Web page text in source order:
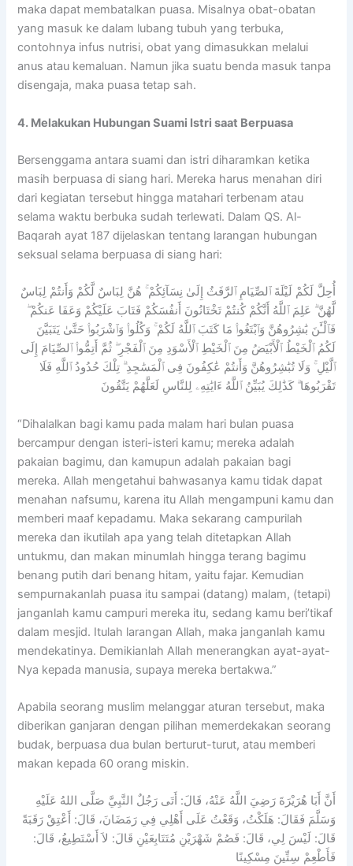
maka dapat membatalkan puasa. Misalnya obat-obatan
yang masuk ke dalam lubang tubuh yang terbuka,
contohnya infus nutrisi, obat yang dimasukkan melalui
anus atau kemaluan. Namun jika suatu benda masuk tanpa
disengaja, maka puasa tetap sah.
4. Melakukan Hubungan Suami Istri saat Berpuasa
Bersenggama antara suami dan istri diharamkan ketika
masih berpuasa di siang hari. Mereka harus menahan diri
dari kegiatan tersebut hingga matahari terbenam atau
selama waktu berbuka sudah terlewati. Dalam QS. Al-
Baqarah ayat 187 dijelaskan tentang larangan hubungan
seksual selama berpuasa di siang hari:
أُحِلَّ لَكُمْ لَيْلَةَ ٱلصِّيَامِ ٱلرَّفَثُ إِلَىٰ نِسَآئِكُمْ ۚ هُنَّ لِبَاسٌ لَّكُمْ وَأَنتُمْ لِبَاسٌ
لَّهُنَّ ۗ عَلِمَ ٱللَّهُ أَنَّكُمْ كُنتُمْ تَخْتَانُونَ أَنفُسَكُمْ فَتَابَ عَلَيْكُمْ وَعَفَا عَنكُمْ ۖ
فَٱلْـَٰٔنَ بَٰشِرُوهُنَّ وَٱبْتَغُوا۟ مَا كَتَبَ ٱللَّهُ لَكُمْ ۚ وَكُلُوا۟ وَٱشْرَبُوا۟ حَتَّىٰ يَتَبَيَّنَ
لَكُمُ ٱلْخَيْطُ ٱلْأَبْيَضُ مِنَ ٱلْخَيْطِ ٱلْأَسْوَدِ مِنَ ٱلْفَجْرِ ۖ ثُمَّ أَتِمُّوا۟ ٱلصِّيَامَ إِلَى
ٱلَّيْلِ ۚ وَلَا تُبَٰشِرُوهُنَّ وَأَنتُمْ عَٰكِفُونَ فِى ٱلْمَسَٰجِدِ ۗ تِلْكَ حُدُودُ ٱللَّهِ فَلَا
تَقْرَبُوهَا ۗ كَذَٰلِكَ يُبَيِّنُ ٱللَّهُ ءَايَٰتِهِۦ لِلنَّاسِ لَعَلَّهُمْ يَتَّقُونَ
“Dihalalkan bagi kamu pada malam hari bulan puasa
bercampur dengan isteri-isteri kamu; mereka adalah
pakaian bagimu, dan kamupun adalah pakaian bagi
mereka. Allah mengetahui bahwasanya kamu tidak dapat
menahan nafsumu, karena itu Allah mengampuni kamu dan
memberi maaf kepadamu. Maka sekarang campurilah
mereka dan ikutilah apa yang telah ditetapkan Allah
untukmu, dan makan minumlah hingga terang bagimu
benang putih dari benang hitam, yaitu fajar. Kemudian
sempurnakanlah puasa itu sampai (datang) malam, (tetapi)
janganlah kamu campuri mereka itu, sedang kamu beri’tikaf
dalam mesjid. Itulah larangan Allah, maka janganlah kamu
mendekatinya. Demikianlah Allah menerangkan ayat-ayat-
Nya kepada manusia, supaya mereka bertakwa.”
Apabila seorang muslim melanggar aturan tersebut, maka
diberikan ganjaran dengan pilihan memerdekakan seorang
budak, berpuasa dua bulan berturut-turut, atau memberi
makan kepada 60 orang miskin.
أَنَّ أَبَا هُرَيْرَةَ رَضِيَ اللَّهُ عَنْهُ، قَالَ: أَتَى رَجُلٌ النَّبِيَّ صَلَّى اللهُ عَلَيْهِ
وَسَلَّمَ فَقَالَ: هَلَكْتُ، وَقَعْتُ عَلَى أَهْلِي فِي رَمَضَانَ، قَالَ: أَعْتِقْ رَقَبَةً
قَالَ: لَيْسَ لِي، قَالَ: فَصُمْ شَهْرَيْنِ مُتَتَابِعَيْنِ قَالَ: لاَ أَسْتَطِيعُ، قَالَ:
فَأَطْعِمْ سِتِّينَ مِسْكِينًا